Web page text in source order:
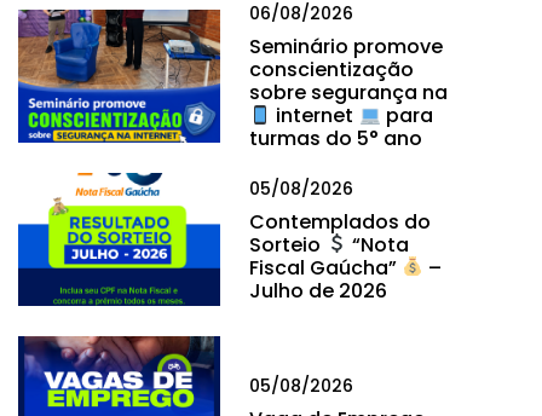
06/08/2026
Seminário promove
conscientização
sobre segurança na
internet
para
turmas do 5° ano
05/08/2026
Contemplados do
Sorteio
“Nota
Fiscal Gaúcha”
–
Julho de 2026
05/08/2026